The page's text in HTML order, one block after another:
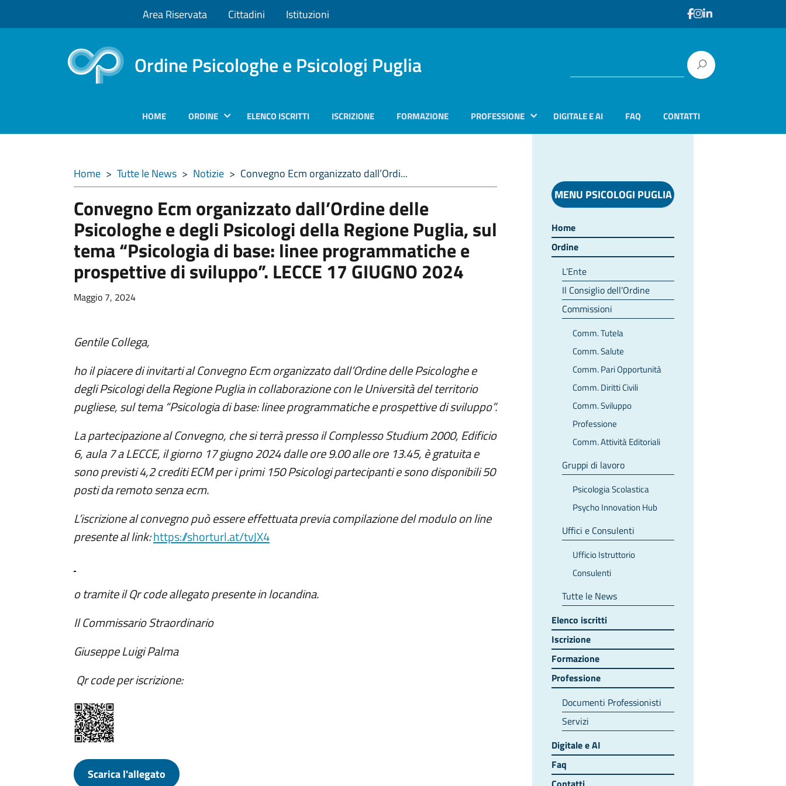
Area Riservata Cittadini Istituzioni
Ordine Psicologhe e Psicologi Puglia
HOME ORDINE ELENCO ISCRITTI ISCRIZIONE FORMAZIONE PROFESSIONE DIGITALE E AI FAQ CONTATTI
Home > Tutte le News > Notizie > Convegno Ecm organizzato dall’Ordi...
Convegno Ecm organizzato dall’Ordine delle
Psicologhe e degli Psicologi della Regione Puglia, sul
tema “Psicologia di base: linee programmatiche e
prospettive di sviluppo”. LECCE 17 GIUGNO 2024
Maggio 7, 2024
Gentile Collega,
ho il piacere di invitarti al Convegno Ecm organizzato dall’Ordine delle Psicologhe e
degli Psicologi della Regione Puglia in collaborazione con le Università del territorio
pugliese, sul tema “Psicologia di base: linee programmatiche e prospettive di sviluppo”.
La partecipazione al Convegno, che si terrà presso il Complesso Studium 2000, Edificio
6, aula 7 a LECCE, il giorno 17 giugno 2024 dalle ore 9.00 alle ore 13.45, è gratuita e
sono previsti 4,2 crediti ECM per i primi 150 Psicologi partecipanti e sono disponibili 50
posti da remoto senza ecm.
L’iscrizione al convegno può essere effettuata previa compilazione del modulo on line
presente al link:https://shorturl.at/tvJX4
o tramite il Qr code allegato presente in locandina.
Il Commissario Straordinario
Giuseppe Luigi Palma
Qr code per iscrizione:
Scarica l'allegato
MENU PSICOLOGI PUGLIA
Home
Ordine
L’Ente
Il Consiglio dell’Ordine
Commissioni
Comm. Tutela
Comm. Salute
Comm. Pari Opportunità
Comm. Diritti Civili
Comm. Sviluppo
Professione
Comm. Attività Editoriali
Gruppi di lavoro
Psicologia Scolastica
Psycho Innovation Hub
Uffici e Consulenti
Ufficio Istruttorio
Consulenti
Tutte le News
Elenco iscritti
Iscrizione
Formazione
Professione
Documenti Professionisti
Servizi
Digitale e AI
Faq